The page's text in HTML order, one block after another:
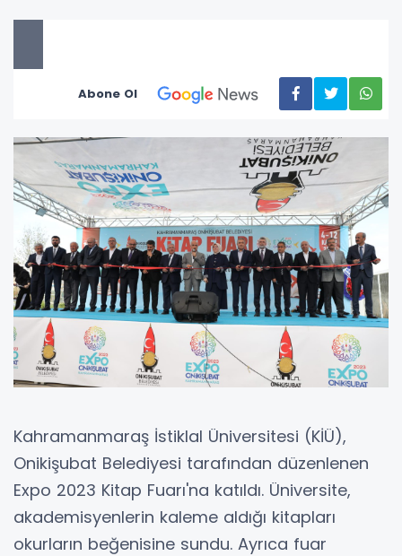
Abone Ol
Kahramanmaraş İstiklal Üniversitesi (KİÜ),
Onikişubat Belediyesi tarafından düzenlenen
Expo 2023 Kitap Fuarı'na katıldı. Üniversite,
akademisyenlerin kaleme aldığı kitapları
okurların beğenisine sundu. Ayrıca fuar